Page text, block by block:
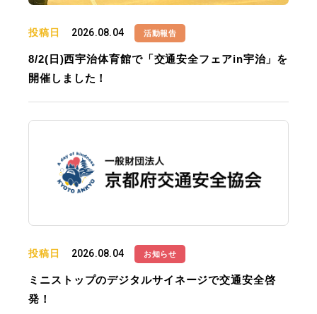
投稿日 2026.08.04 活動報告
8/2(日)西宇治体育館で「交通安全フェアin宇治」を
開催しました！
投稿日 2026.08.04 お知らせ
ミニストップのデジタルサイネージで交通安全啓
発！